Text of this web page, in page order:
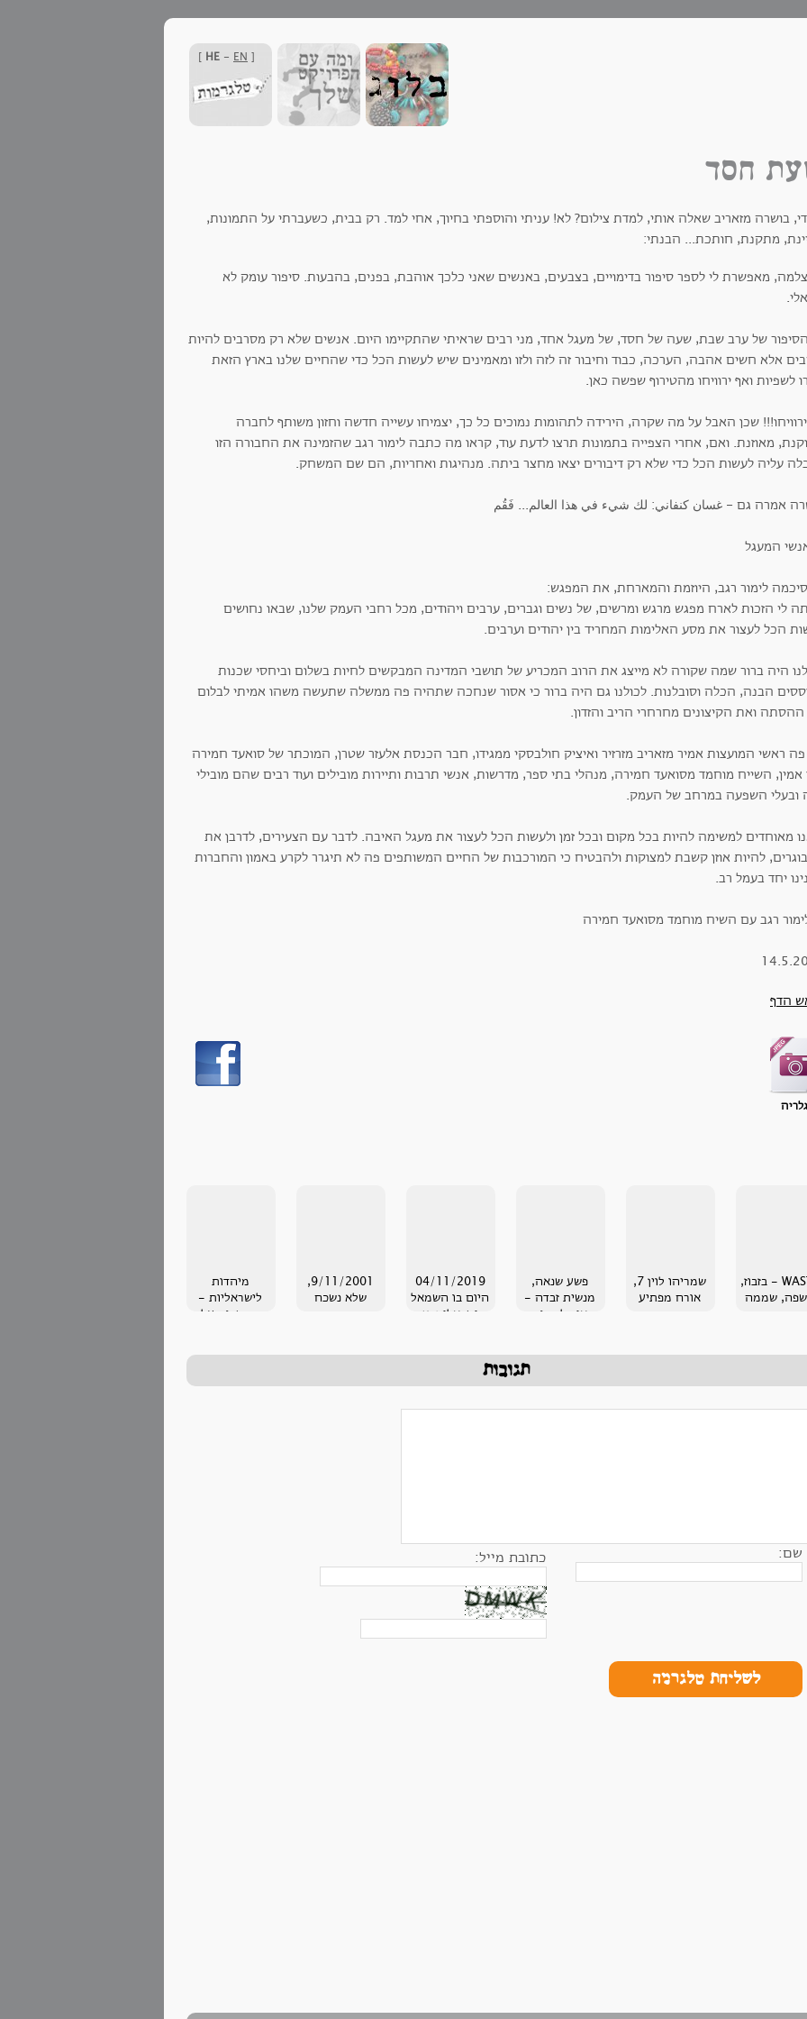
[
HE - EN
]
חסד
בושרה מזאריב שאלה אותי, למדת צילום? לא! עניתי והוספתי בחיוך, אחי למד. רק בבית, כשעברתי על התמונות,
מתקנת, חותכת... הבנתי:
מאפשרת לי לספר סיפור בדימויים, בצבעים, באנשים שאני כלכך אוהבת, בפנים, בהבעות. סיפור עומק לא
של ערב שבת, שעה של חסד, של מעגל אחד, מני רבים שראיתי שהתקיימו היום. אנשים שלא רק מסרבים להיות
אלא חשים אהבה, הערכה, כבוד וחיבור זה לזה ולזו ומאמינים שיש לעשות הכל כדי שהחיים שלנו בארץ הזאת
לשפיות ואף ירוויחו מהטירוף שפשה כאן.
שכן האבל על מה שקרה, הירידה לתהומות נמוכים כל כך, יצמיחו עשייה חדשה וחזון משותף לחברה
מאוזנת. ואם, אחרי הצפייה בתמונות תרצו לדעת עוד, קראו מה כתבה לימור רגב שהזמינה את החבורה הזו
עליה לעשות הכל כדי שלא רק דיבורים יצאו מחצר ביתה. מנהיגות ואחריות, הם שם המשחק.
אמרה גם - غسان كنفاني: لك شيء في هذا العالم... فَقُم
לימור רגב, היוזמת והמארחת, את המפגש:
לי הזכות לארח מפגש מרגש ומרשים, של נשים וגברים, ערבים ויהודים, מכל רחבי העמק שלנו, שבאו נחושים
הכל לעצור את מסע האלימות המחריד בין יהודים וערבים.
היה ברור שמה שקורה לא מייצג את הרוב המכריע של תושבי המדינה המבקשים לחיות בשלום וביחסי שכנות
הבנה, הכלה וסובלנות. לכולנו גם היה ברור כי אסור שנחכה שתהיה פה ממשלה שתעשה משהו אמיתי לבלום
ואת הקיצונים מחרחרי הריב והזדון.
פה ראשי המועצות אמיר מזאריב מזרזיר ואיציק חולבסקי ממגידו, חבר הכנסת אלעזר שטרן, המוכתר של סואעד חמירה
אמין, השייח מוחמד מסואעד חמירה, מנהלי בתי ספר, מדרשות, אנשי תרבות ותיירות מובילים ועוד רבים שהם מובילי
ובעלי השפעה במרחב של העמק.
מאוחדים למשימה להיות בכל מקום ובכל זמן ולעשות הכל לעצור את מעגל האיבה. לדבר עם הצעירים, לדרבן את
להיות אוזן קשבת למצוקות ולהבטיח כי המורכבות של החיים המשותפים פה לא תיגרר לקרע באמון והחברות
יחד בעמל רב.
הדף
גלריה
WASTE - בזבוז,
שממה
שמריהו לוין 7,
אורח מפתיע
פשע שנאה,
מנשית זבדה -
איך למחוק
04/11/2019
היום בו השמאל
הישראלי נרצח
9/11/2001,
שלא נשכח
מיהדות
לישראליות -
מחשבות על
תגובות
שם: כתובת מייל:
לשליחת טלגרמה